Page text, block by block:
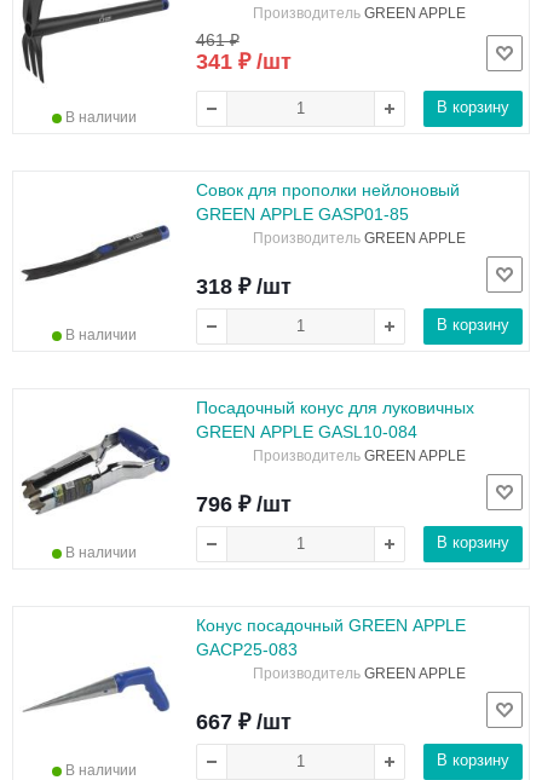
Производитель GREEN APPLE
В наличии
461 ₽
341 ₽ /шт
В корзину
Совок для прополки нейлоновый
GREEN APPLE GASP01-85
Производитель GREEN APPLE
В наличии
318 ₽ /шт
В корзину
Посадочный конус для луковичных
GREEN APPLE GASL10-084
Производитель GREEN APPLE
В наличии
796 ₽ /шт
В корзину
Конус посадочный GREEN APPLE
GACP25-083
Производитель GREEN APPLE
В наличии
667 ₽ /шт
В корзину